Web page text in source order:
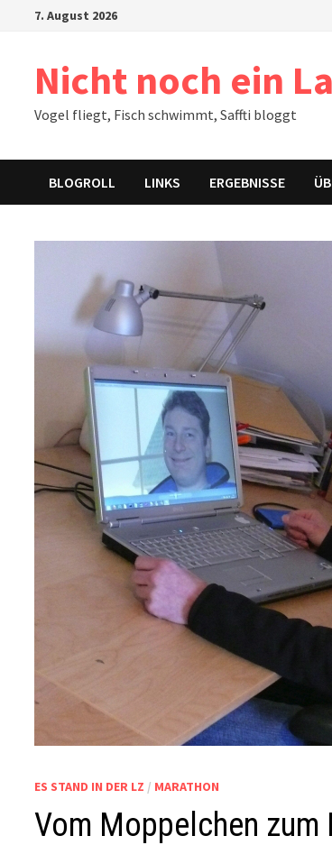
7. August 2026
Nicht noch ein
Vogel fliegt, Fisch schwimmt, Saffti bloggt
BLOGROLL LINKS ERGEBNISSE
ES STAND IN DER LZ / MARATHON
Vom Moppelchen zum